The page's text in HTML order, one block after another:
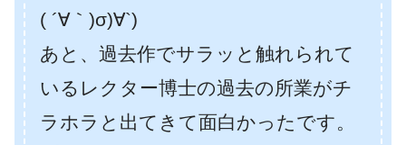
( ´∀｀)σ)∀`)
あと、過去作でサラッと触れられて
いるレクター博士の過去の所業がチ
ラホラと出てきて面白かったです。